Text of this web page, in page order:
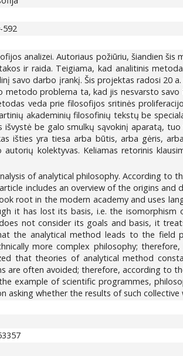
592
analizei. Autoriaus požiūriu, šiandien
ir raida. Teigiama, kad analitinis
savo darbo įrankį. Šis projektas radosi 20
metodo problema ta, kad jis nesvarsto
veda prie filosofijos sritinės
akademinių filosofinių tekstų be
be galo smulkų sąvokinį aparatą,
išties yra tiesa arba būtis, arba gėris,
autorių kolektyvas. Keliamas retorinis
of analytical philosophy. According
includes an overview of the origins
root in the modern academy and uses
it has lost its basis, i.e. the
not consider its goals and basis, it
the analytical method leads to the field
more complex philosophy;
that theories of analytical method
are often avoided; therefore, according to
example of scientific programmes,
asking whether the results of such